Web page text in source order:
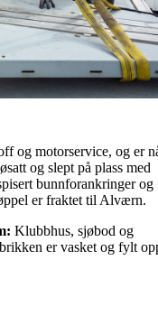
og motorservice, og er
og slept på plass med
bunnforankringer og
er fraktet til Alværn.
Klubbhus, sjøbod og
er vasket og fylt